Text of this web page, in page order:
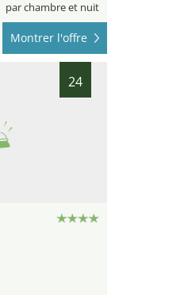
par chambre et nuit
Montrer l'offre
24